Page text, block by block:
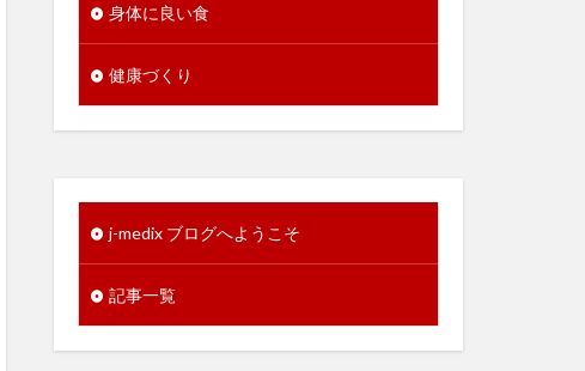
身体に良い食
健康づくり
j-medix ブログへようこそ
記事一覧